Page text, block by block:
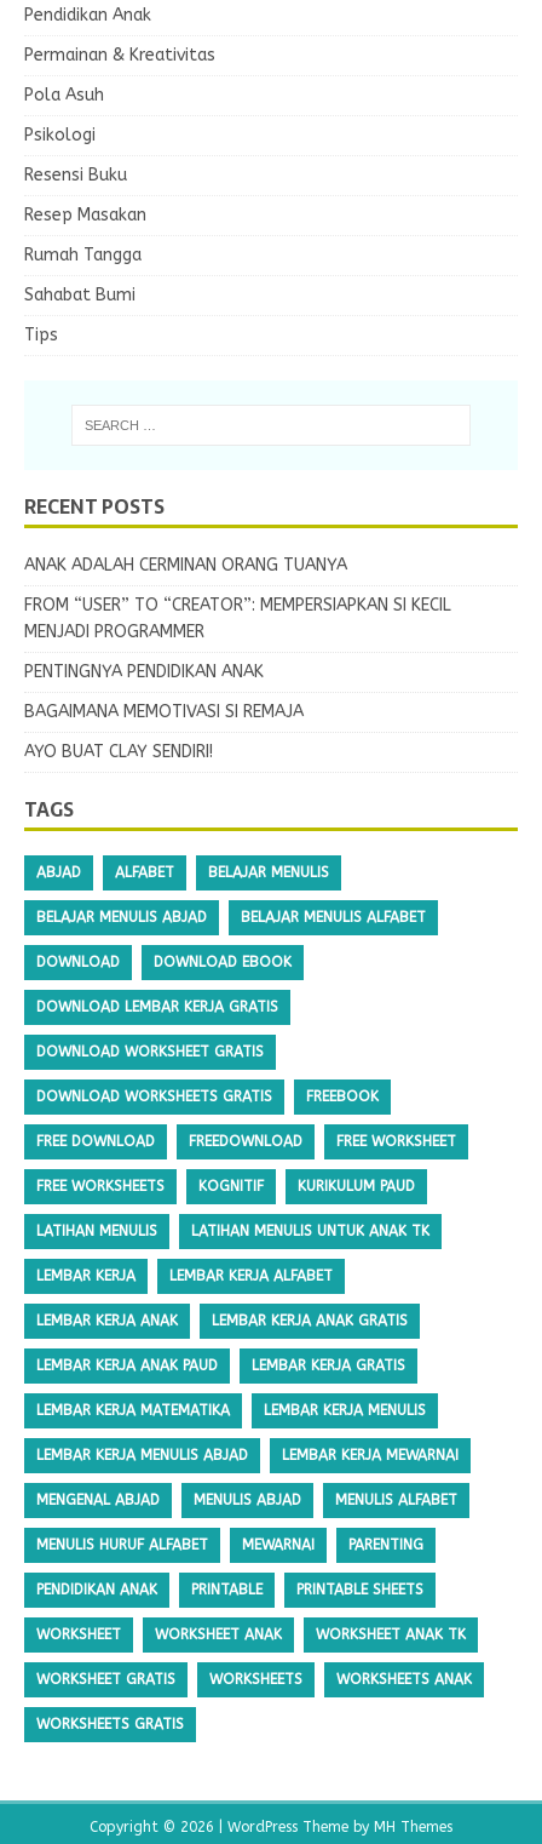
Pendidikan Anak
Permainan & Kreativitas
Pola Asuh
Psikologi
Resensi Buku
Resep Masakan
Rumah Tangga
Sahabat Bumi
Tips
RECENT POSTS
ANAK ADALAH CERMINAN ORANG TUANYA
FROM “USER” TO “CREATOR”: MEMPERSIAPKAN SI KECIL
MENJADI PROGRAMMER
PENTINGNYA PENDIDIKAN ANAK
BAGAIMANA MEMOTIVASI SI REMAJA
AYO BUAT CLAY SENDIRI!
TAGS
ABJAD ALFABET BELAJAR MENULIS
BELAJAR MENULIS ABJAD BELAJAR MENULIS ALFABET
DOWNLOAD DOWNLOAD EBOOK
DOWNLOAD LEMBAR KERJA GRATIS
DOWNLOAD WORKSHEET GRATIS
DOWNLOAD WORKSHEETS GRATIS FREEBOOK
FREE DOWNLOAD FREEDOWNLOAD FREE WORKSHEET
FREE WORKSHEETS KOGNITIF KURIKULUM PAUD
LATIHAN MENULIS LATIHAN MENULIS UNTUK ANAK TK
LEMBAR KERJA LEMBAR KERJA ALFABET
LEMBAR KERJA ANAK LEMBAR KERJA ANAK GRATIS
LEMBAR KERJA ANAK PAUD LEMBAR KERJA GRATIS
LEMBAR KERJA MATEMATIKA LEMBAR KERJA MENULIS
LEMBAR KERJA MENULIS ABJAD LEMBAR KERJA MEWARNAI
MENGENAL ABJAD MENULIS ABJAD MENULIS ALFABET
MENULIS HURUF ALFABET MEWARNAI PARENTING
PENDIDIKAN ANAK PRINTABLE PRINTABLE SHEETS
WORKSHEET WORKSHEET ANAK WORKSHEET ANAK TK
WORKSHEET GRATIS WORKSHEETS WORKSHEETS ANAK
WORKSHEETS GRATIS
Copyright © 2026 | WordPress Theme by MH Themes